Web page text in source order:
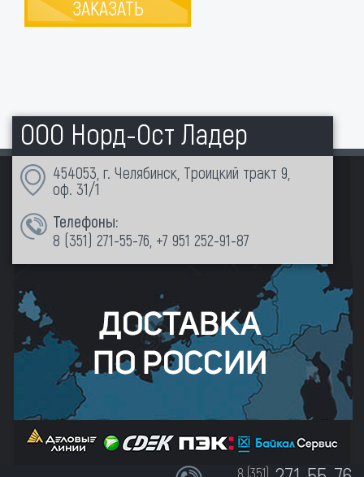
ЗАКАЗАТЬ
ООО Норд-Ост Ладер
454053, г. Челябинск, Троицкий тракт 9,
оф. 31/1
Телефоны:
8 (351) 271-55-76 +7 951 252-91-87
8 (351)